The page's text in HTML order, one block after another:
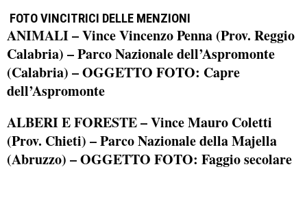
FOTO VINCITRICI DELLE MENZIONI
ANIMALI– Vince Vincenzo Penna (Prov. Reggio
Calabria) – Parco Nazionale dell’Aspromonte
(Calabria) – OGGETTO FOTO: Capre
dell’Aspromonte
ALBERI E FORESTE– Vince Mauro Coletti
(Prov. Chieti) – Parco Nazionale della Majella
(Abruzzo) – OGGETTO FOTO: Faggio secolare